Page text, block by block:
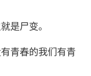
是尸变。
青春的我们有青